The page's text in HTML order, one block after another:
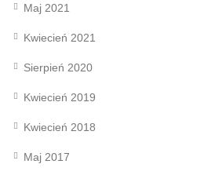
Maj 2021
Kwiecień 2021
Sierpień 2020
Kwiecień 2019
Kwiecień 2018
Maj 2017